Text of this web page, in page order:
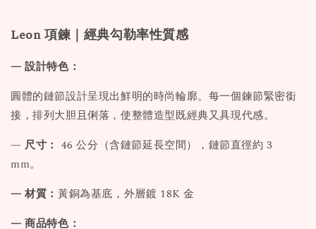
Leon項鍊｜經典勾勒率性質感
— 設計特色：
圓體的鏈節設計呈現出鮮明的時尚輪廓。每一個鍊節緊密銜
接，排列大胆且俐落，使整體造型既經典又具現代感。
—尺寸： 46 公分（含鏈節延長空間），鏈節直徑約 3
mm。
— 材質： 黃銅為基底，外層鍍 18K 金
— 商品特色：